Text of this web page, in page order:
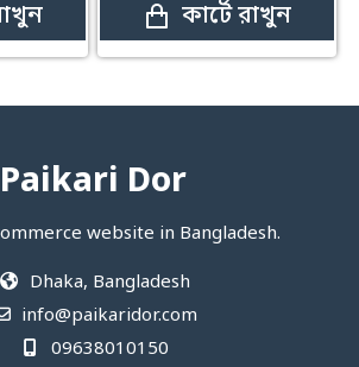
কার্টে রাখুন
Paikari Dor
website in Bangladesh.
Dhaka, Bangladesh
info@paikaridor.com
09638010150